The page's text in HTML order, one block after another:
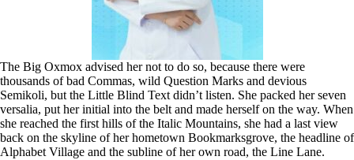
The Big Oxmox advised her not to do so, because there were
thousands of bad Commas, wild Question Marks and devious
Semikoli, but the Little Blind Text didn’t listen. She packed her seven
versalia, put her initial into the belt and made herself on the way. When
she reached the first hills of the Italic Mountains, she had a last view
back on the skyline of her hometown Bookmarksgrove, the headline of
Alphabet Village and the subline of her own road, the Line Lane.